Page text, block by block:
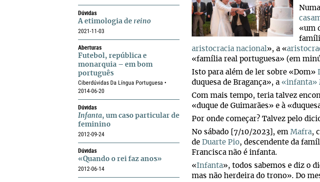
Dúvidas
A etimologia de reino
2021-11-03
Aberturas
Futebol, república e
monarquia – em bom
português
Ciberdúvidas Da Língua Portuguesa •
2014-06-20
Dúvidas
Infanta, um caso particular de
feminino
2012-09-24
Dúvidas
«Quando o rei faz anos»
2012-06-14
«um
aristocracia nacional», a «
«família real portuguesa» (em
Isto para além de ler sobre «Dom»
duquesa de Bragança», a «infanta»
Com mais tempo, teria talvez
«duque de Guimarães» e à
Por onde começar? Talvez pelo
No sábado [7/10/2023], em Mafra,
de Duarte Pio, descendente da
Francisca não é infanta.
«Infanta», todos sabemos e diz o
mas não herdeira do trono». Do